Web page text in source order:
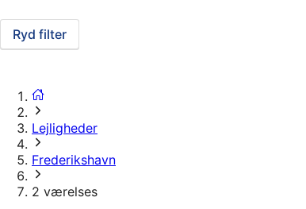
Ryd filter
Lejligheder
Frederikshavn
2 værelses